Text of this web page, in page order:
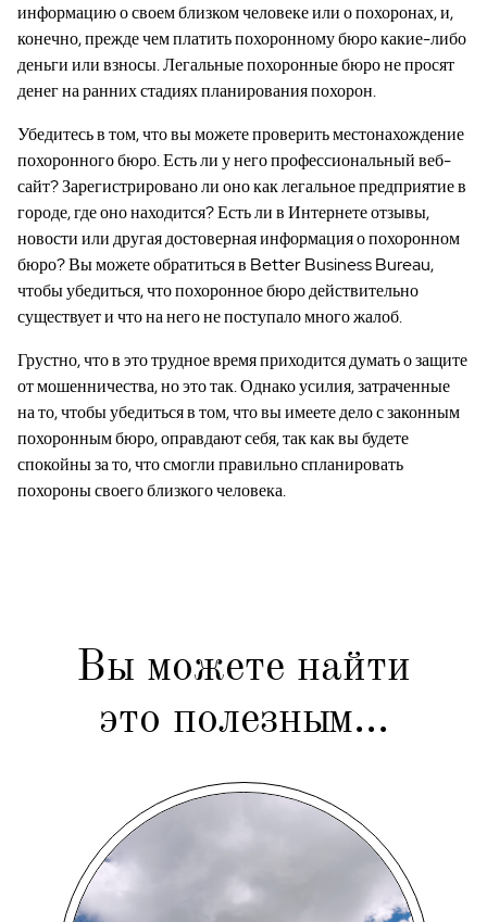
информацию о своем близком человеке или о похоронах, и,
конечно, прежде чем платить похоронному бюро какие-либо
деньги или взносы. Легальные похоронные бюро не просят
денег на ранних стадиях планирования похорон.
Убедитесь в том, что вы можете проверить местонахождение
похоронного бюро. Есть ли у него профессиональный веб-
сайт? Зарегистрировано ли оно как легальное предприятие в
городе, где оно находится? Есть ли в Интернете отзывы,
новости или другая достоверная информация о похоронном
бюро? Вы можете обратиться в Better Business Bureau,
чтобы убедиться, что похоронное бюро действительно
существует и что на него не поступало много жалоб.
Грустно, что в это трудное время приходится думать о защите
от мошенничества, но это так. Однако усилия, затраченные
на то, чтобы убедиться в том, что вы имеете дело с законным
похоронным бюро, оправдают себя, так как вы будете
спокойны за то, что смогли правильно спланировать
похороны своего близкого человека.
Вы можете найти
это полезным...